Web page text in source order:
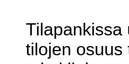
Tilapankissa
tilojen osuus